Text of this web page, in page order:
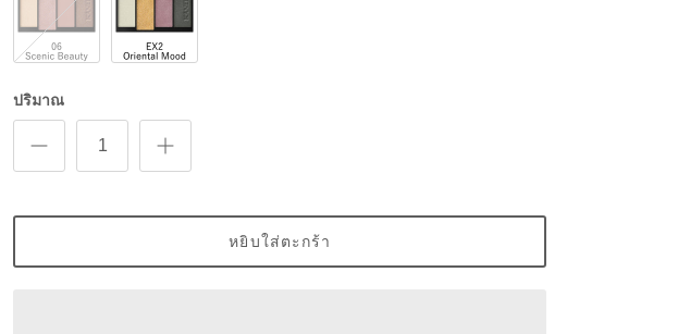
Beauty
Oriental
Mood
ปริมาณ
หยิบใส่ตะกร้า